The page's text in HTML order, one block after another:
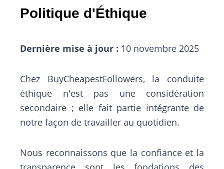
Politique d'Éthique
Dernière mise à jour : 10 novembre 2025
Chez BuyCheapestFollowers, la conduite
éthique n'est pas une considération
secondaire ; elle fait partie intégrante de
notre façon de travailler au quotidien.
Nous reconnaissons que la confiance et la